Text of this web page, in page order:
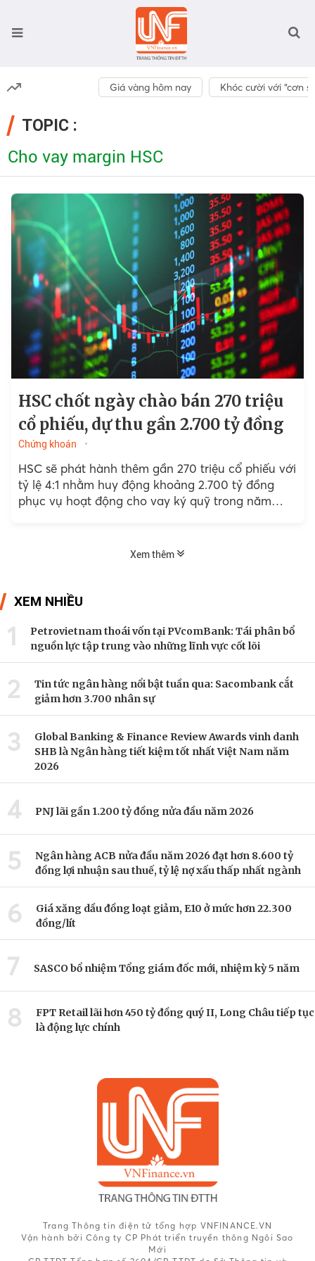
Giá vàng hôm nay Khóc cười với “cơn
TOPIC :
Cho vay margin HSC
HSC chốt ngày chào bán 270 triệu
cổ phiếu, dự thu gần 2.700 tỷ đồng
Chứng khoán
HSC sẽ phát hành thêm gần 270 triệu cổ phiếu với
tỷ lệ 4:1 nhằm huy động khoảng 2.700 tỷ đồng
phục vụ hoạt động cho vay ký quỹ trong năm
Xem thêm
XEM NHIỀU
1
Petrovietnam thoái vốn tại PVcomBank: Tái phân bổ
nguồn lực tập trung vào những lĩnh vực cốt lõi
2
Tin tức ngân hàng nổi bật tuần qua: Sacombank cắt
giảm hơn 3.700 nhân sự
3
Global Banking & Finance Review Awards vinh danh
SHB là Ngân hàng tiết kiệm tốt nhất Việt Nam năm
2026
4 PNJ lãi gần 1.200 tỷ đồng nửa đầu năm 2026
5
Ngân hàng ACB nửa đầu năm 2026 đạt hơn 8.600 tỷ
đồng lợi nhuận sau thuế, tỷ lệ nợ xấu thấp nhất ngành
6
Giá xăng dầu đồng loạt giảm, E10 ở mức hơn 22.300
đồng/lít
7 SASCO bổ nhiệm Tổng giám đốc mới, nhiệm kỳ 5 năm
8
FPT Retail lãi hơn 450 tỷ đồng quý II, Long Châu tiếp tục
là động lực chính
Trang Thông tin điện tử tổng hợp VNFINANCE.VN
Vận hành bởi Công ty CP Phát triển truyền thông Ngôi Sao
Mới